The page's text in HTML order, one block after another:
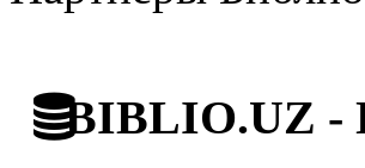
BIBLIO.UZ -